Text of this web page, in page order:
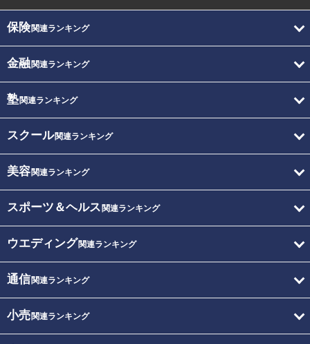
保険関連ランキング
金融関連ランキング
塾関連ランキング
スクール関連ランキング
美容関連ランキング
スポーツ＆ヘルス 関連ランキング
ウエディング関連ランキング
通信関連ランキング
小売関連ランキング